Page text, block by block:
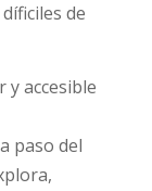
de
y accesible
paso del